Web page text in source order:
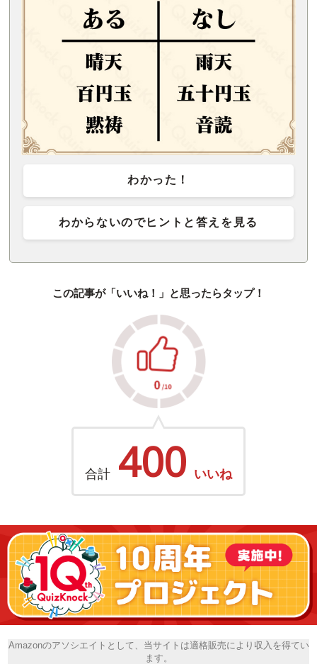
わかった！
わからないのでヒントと答えを見る
この記事が「いいね！」と思ったらタップ！
合計 400 いいね
Amazonのアソシエイトとして、当サイトは適格販売により収入を得てい
ます。